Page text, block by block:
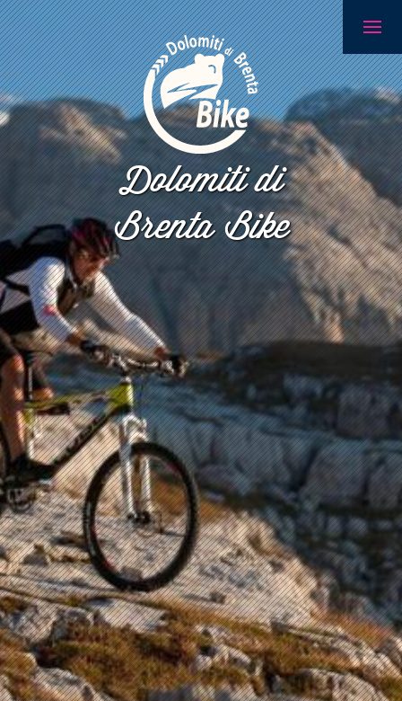
Dolomiti di
Brenta Bike